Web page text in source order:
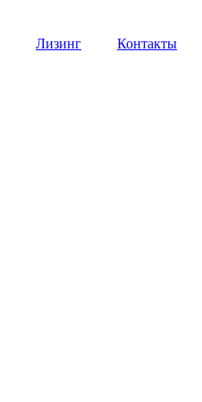
Лизинг Контакты